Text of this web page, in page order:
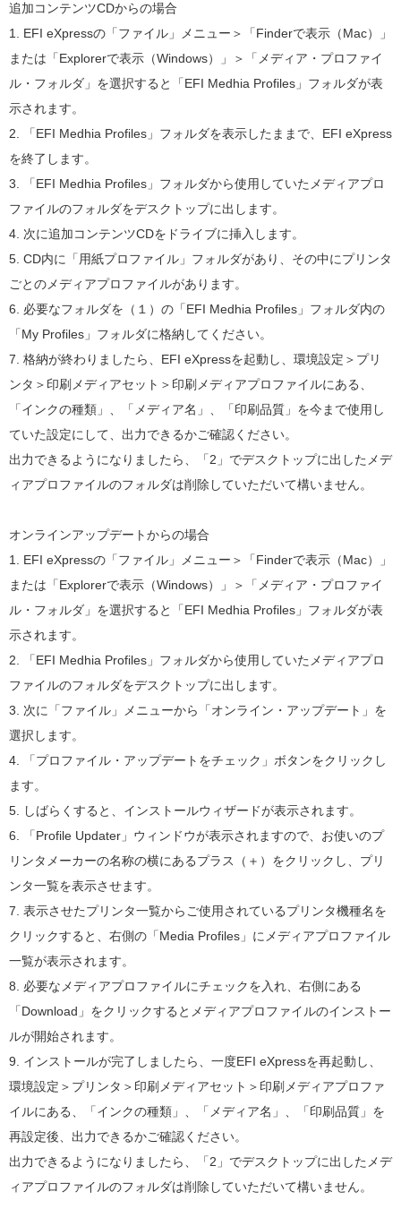
追加コンテンツCDからの場合
1. EFI eXpressの「ファイル」メニュー＞「Finderで表示（Mac）」
または「Explorerで表示（Windows）」＞「メディア・プロファイ
ル・フォルダ」を選択すると「EFI Medhia Profiles」フォルダが表
示されます。
2. 「EFI Medhia Profiles」フォルダを表示したままで、EFI eXpress
を終了します。
3. 「EFI Medhia Profiles」フォルダから使用していたメディアプロ
ファイルのフォルダをデスクトップに出します。
4. 次に追加コンテンツCDをドライブに挿入します。
5. CD内に「用紙プロファイル」フォルダがあり、その中にプリンタ
ごとのメディアプロファイルがあります。
6. 必要なフォルダを（１）の「EFI Medhia Profiles」フォルダ内の
「My Profiles」フォルダに格納してください。
7. 格納が終わりましたら、EFI eXpressを起動し、環境設定＞プリ
ンタ＞印刷メディアセット＞印刷メディアプロファイルにある、
「インクの種類」、「メディア名」、「印刷品質」を今まで使用し
ていた設定にして、出力できるかご確認ください。
出力できるようになりましたら、「2」でデスクトップに出したメデ
ィアプロファイルのフォルダは削除していただいて構いません。
オンラインアップデートからの場合
1. EFI eXpressの「ファイル」メニュー＞「Finderで表示（Mac）」
または「Explorerで表示（Windows）」＞「メディア・プロファイ
ル・フォルダ」を選択すると「EFI Medhia Profiles」フォルダが表
示されます。
2. 「EFI Medhia Profiles」フォルダから使用していたメディアプロ
ファイルのフォルダをデスクトップに出します。
3. 次に「ファイル」メニューから「オンライン・アップデート」を
選択します。
4. 「プロファイル・アップデートをチェック」ボタンをクリックし
ます。
5. しばらくすると、インストールウィザードが表示されます。
6. 「Profile Updater」ウィンドウが表示されますので、お使いのプ
リンタメーカーの名称の横にあるプラス（＋）をクリックし、プリ
ンタ一覧を表示させます。
7. 表示させたプリンタ一覧からご使用されているプリンタ機種名を
クリックすると、右側の「Media Profiles」にメディアプロファイル
一覧が表示されます。
8. 必要なメディアプロファイルにチェックを入れ、右側にある
「Download」をクリックするとメディアプロファイルのインストー
ルが開始されます。
9. インストールが完了しましたら、一度EFI eXpressを再起動し、
環境設定＞プリンタ＞印刷メディアセット＞印刷メディアプロファ
イルにある、「インクの種類」、「メディア名」、「印刷品質」を
再設定後、出力できるかご確認ください。
出力できるようになりましたら、「2」でデスクトップに出したメデ
ィアプロファイルのフォルダは削除していただいて構いません。